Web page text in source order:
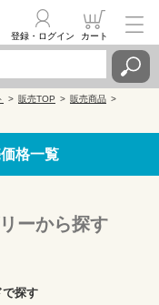
登録・ログイン カート
販売TOP
販売商品
格一覧
ーから探す
で探す